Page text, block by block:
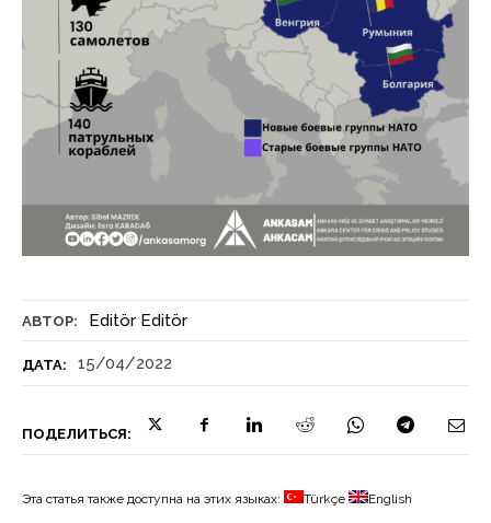
АВТОР: Editör Editör
ДАТА: 15/04/2022
ПОДЕЛИТЬСЯ:
Эта статья также доступна на этих языках: Türkçe English